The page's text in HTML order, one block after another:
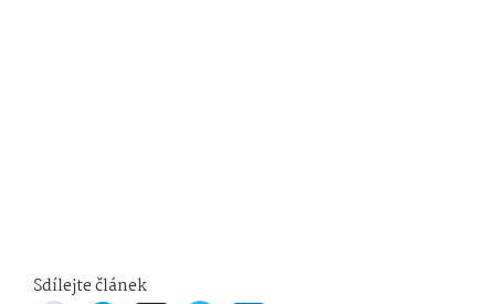
Sdílejte článek